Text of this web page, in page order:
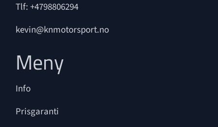
Tlf:+4798806294
kevin@knmotorsport.no
Meny
Info
Prisgaranti